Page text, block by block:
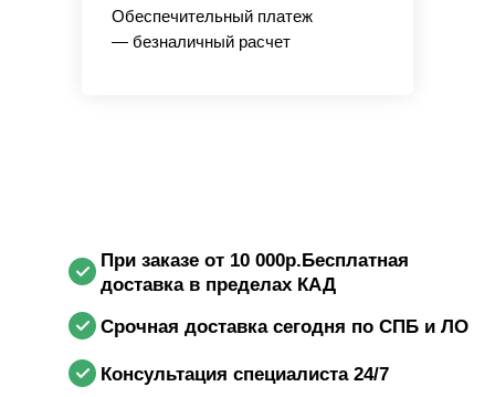
Обеспечительный платеж
— безналичный расчет
При заказе от 10 000р.Бесплатная
доставка в пределах КАД
Срочная доставка сегодня по СПБ и ЛО
Консультация специалиста 24/7